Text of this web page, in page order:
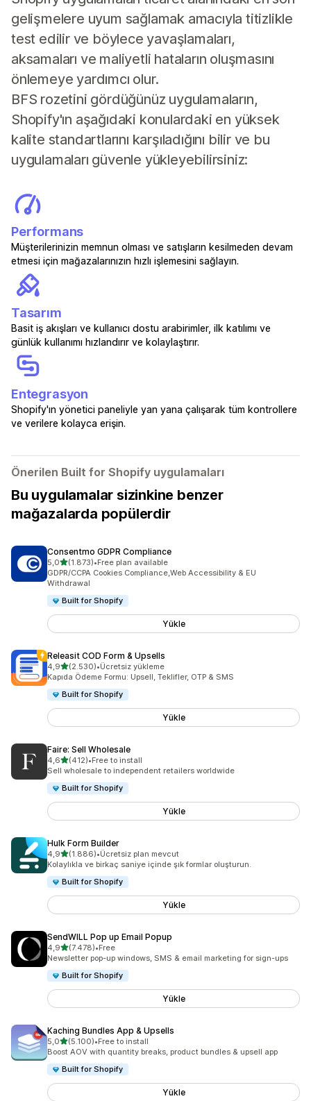
gelişmelere uyum sağlamak amacıyla titizlikle
test edilir ve böylece yavaşlamaları,
aksamaları ve maliyetli hataların oluşmasını
önlemeye yardımcı olur.
BFS rozetini gördüğünüz uygulamaların,
Shopify'ın aşağıdaki konulardaki en yüksek
kalite standartlarını karşıladığını bilir ve bu
uygulamaları güvenle yükleyebilirsiniz:
Performans
Müşterilerinizin memnun olması ve satışların kesilmeden devam
etmesi için mağazalarınızın hızlı işlemesini sağlayın.
Tasarım
Basit iş akışları ve kullanıcı dostu arabirimler, ilk katılımı ve
günlük kullanımı hızlandırır ve kolaylaştırır.
Entegrasyon
Shopify'ın yönetici paneliyle yan yana çalışarak tüm kontrollere
ve verilere kolayca erişin.
Önerilen Built for Shopify uygulamaları
Bu uygulamalar sizinkine benzer
mağazalarda popülerdir
Consentmo GDPR Compliance
5,05 yıldız üzerinden
(1.873)
toplam 1873 değerlendirme
•Free plan available
GDPR/CCPA Cookies Compliance,Web Accessibility & EU
Withdrawal
Built for Shopify
Yükle
Releasit COD Form & Upsells
4,95 yıldız üzerinden
(2.530)
toplam 2530 değerlendirme
•Ücretsiz yükleme
Kapıda Ödeme Formu: Upsell, Teklifler, OTP & SMS
Built for Shopify
Yükle
Faire: Sell Wholesale
4,65 yıldız üzerinden
(412)
toplam 412 değerlendirme
•Free to install
Sell wholesale to independent retailers worldwide
Built for Shopify
Yükle
Hulk Form Builder
4,95 yıldız üzerinden
(1.886)
toplam 1886 değerlendirme
•Ücretsiz plan mevcut
Kolaylıkla ve birkaç saniye içinde şık formlar oluşturun.
Built for Shopify
Yükle
SendWILL Pop up Email Popup
4,95 yıldız üzerinden
(7.478)
toplam 7478 değerlendirme
•Free
Newsletter pop-up windows, SMS & email marketing for sign-ups
Built for Shopify
Yükle
Kaching Bundles App & Upsells
5,05 yıldız üzerinden
(5.100)
toplam 5100 değerlendirme
•Free to install
Boost AOV with quantity breaks, product bundles & upsell app
Built for Shopify
Yükle